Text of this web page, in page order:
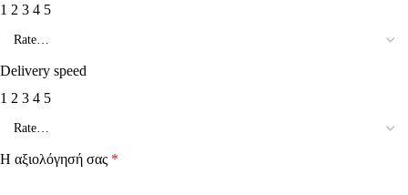
1 2 3 4 5
Delivery speed
1 2 3 4 5
Η αξιολόγησή σας *